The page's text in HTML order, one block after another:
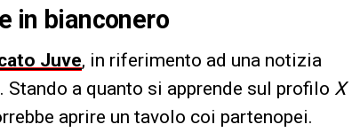
in bianconero
Juve, in riferimento ad una notizia
. Stando a quanto si apprende sul profilo X
aprire un tavolo coi partenopei.